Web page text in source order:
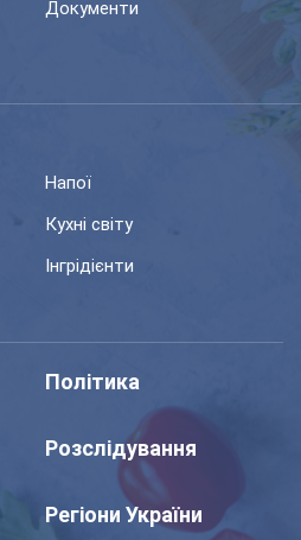
Документи
Напої
Кухні світу
Інгрідієнти
Політика
Розслідування
Регіони України